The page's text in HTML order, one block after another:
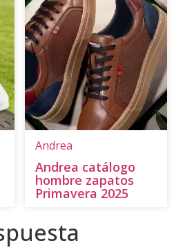
Andrea
Andrea catálogo
hombre zapatos
Primavera 2025